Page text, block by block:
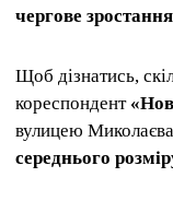
чергове
Щоб дізнатись,
кореспондент
вулицею
середнього